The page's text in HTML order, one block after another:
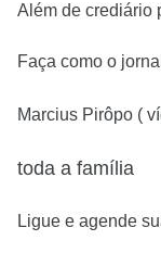
Além de crediário
Faça como o
Marcius Pirôpo (
toda a família
Ligue e agende